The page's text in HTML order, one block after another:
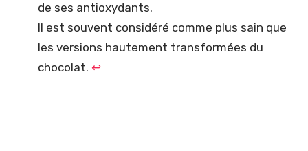
de ses antioxydants.
Il est souvent considéré comme plus sain que
les versions hautement transformées du
chocolat. ↩︎